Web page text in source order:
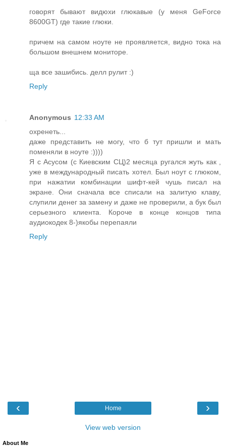
говорят бывают видюхи глюкавые (у меня GeForce
8600GT) где такие глюки.
причем на самом ноуте не проявляется, видно тока на
большом внешнем мониторе.
ща все зашибись. делл рулит :)
Reply
Anonymous 12:33 AM
охренеть...
даже представить не могу, что б тут пришли и мать
поменяли в ноуте :))))
Я с Асусом (с Киевским СЦ)2 месяца ругался жуть как ,
уже в международный писать хотел. Был ноут с глюком,
при нажатии комбинации шифт-кей чушь писал на
экране. Они сначала все списали на залитую клаву,
слупили денег за замену и даже не проверили, а бук был
серьезного клиента. Короче в конце концов типа
аудиокодек 8-)якобы перепаяли
Reply
‹ ›
Home
View web version
About Me